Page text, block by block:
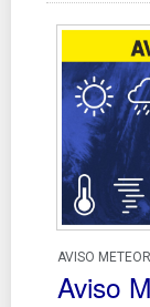
AVISO
Aviso